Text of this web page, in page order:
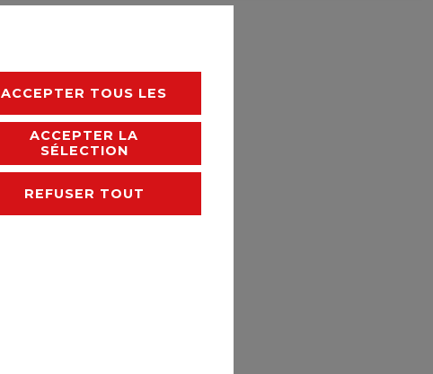
ACCEPTER TOUS LES
ACCEPTER LA
SÉLECTION
REFUSER TOUT